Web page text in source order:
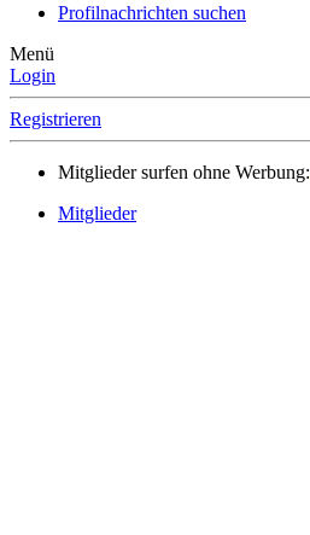
Profilnachrichten suchen
Menü
Login
Registrieren
Mitglieder surfen ohne Werbung:
Mitglieder